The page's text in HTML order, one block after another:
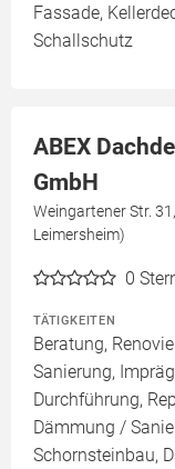
Fassade,
Schallschutz
ABEX
GmbH
Weingartener Str.
Leimersheim)
0
TÄTIGKEITEN
Beratung,
Sanierung,
Durchführung,
Dämmung /
Schornsteinbau,